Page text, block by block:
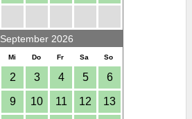
September 2026
Mi Do Fr Sa So
2 3 4 5 6
9 10 11 12 13